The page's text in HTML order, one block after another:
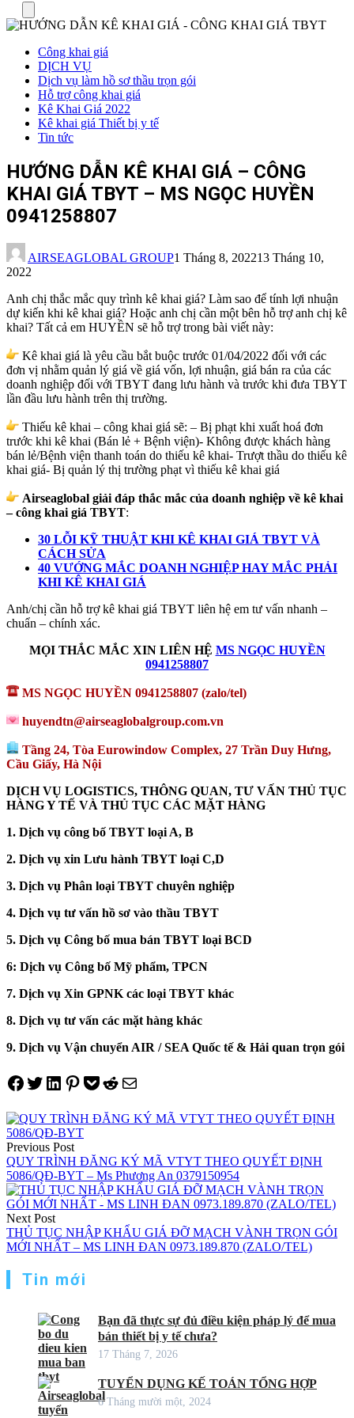
Công khai giá
DỊCH VỤ
Dịch vụ làm hồ sơ thầu trọn gói
Hỗ trợ công khai giá
Kê Khai Giá 2022
Kê khai giá Thiết bị y tế
Tin tức
HƯỚNG DẪN KÊ KHAI GIÁ – CÔNG
KHAI GIÁ TBYT – MS NGỌC HUYỀN
0941258807
AIRSEAGLOBAL GROUP1 Tháng 8, 202213 Tháng 10,
2022
Anh chị thắc mắc quy trình kê khai giá? Làm sao để tính lợi nhuận
dự kiến khi kê khai giá? Hoặc anh chị cần một bên hỗ trợ anh chị kê
khai? Tất cả em HUYỀN sẽ hỗ trợ trong bài viết này:
Kê khai giá là yêu cầu bắt buộc trước 01/04/2022 đối với các
đơn vị nhằm quản lý giá về giá vốn, lợi nhuận, giá bán ra của các
doanh nghiệp đối với TBYT đang lưu hành và trước khi đưa TBYT
lần đầu lưu hành trên thị trường.
Thiếu kê khai – công khai giá sẽ: – Bị phạt khi xuất hoá đơn
trước khi kê khai (Bán lẻ + Bệnh viện)- Không được khách hàng
bán lẻ/Bệnh viện thanh toán do thiếu kê khai- Trượt thầu do thiếu kê
khai giá- Bị quản lý thị trường phạt vì thiếu kê khai giá
Airseaglobal giải đáp thắc mắc của doanh nghiệp về kê khai
– công khai giá TBYT:
30 LỖI KỸ THUẬT KHI KÊ KHAI GIÁ TBYT VÀ
CÁCH SỬA
40 VƯỚNG MẮC DOANH NGHIỆP HAY MẮC PHẢI
KHI KÊ KHAI GIÁ
Anh/chị cần hỗ trợ kê khai giá TBYT liên hệ em tư vấn nhanh –
chuẩn – chính xác.
MỌI THẮC MẮC XIN LIÊN HỆ MS NGỌC HUYỀN
0941258807
MS NGỌC HUYỀN 0941258807 (zalo/tel)
huyendtn@airseaglobalgroup.com.vn
Tầng 24, Tòa Eurowindow Complex, 27 Trần Duy Hưng,
Cầu Giấy, Hà Nội
DỊCH VỤ LOGISTICS, THÔNG QUAN, TƯ VẤN THỦ TỤC
HÀNG Y TẾ VÀ THỦ TỤC CÁC MẶT HÀNG
1. Dịch vụ công bố TBYT loại A, B
2. Dịch vụ xin Lưu hành TBYT loại C,D
3. Dịch vụ Phân loại TBYT chuyên nghiệp
4. Dịch vụ tư vấn hồ sơ vào thầu TBYT
5. Dịch vụ Công bố mua bán TBYT loại BCD
6: Dịch vụ Công bố Mỹ phẩm, TPCN
7. Dịch vụ Xin GPNK các loại TBYT khác
8. Dịch vụ tư vấn các mặt hàng khác
9. Dịch vụ Vận chuyển AIR / SEA Quốc tế & Hải quan trọn gói
Share on Facebook
Tweet on Twitter
Share on LinkedIn
Pin on Pinterest
Save to pocket
Share on Reddit
Share via Email
Điều
hướng
bài
viết
Previous Post
QUY TRÌNH ĐĂNG KÝ MÃ VTYT THEO QUYẾT ĐỊNH
5086/QĐ-BYT – Ms Phương An 0379150954
Next Post
THỦ TỤC NHẬP KHẨU GIÁ ĐỠ MẠCH VÀNH TRỌN GÓI
MỚI NHẤT – MS LINH ĐAN 0973.189.870 (ZALO/TEL)
Tin mới
Bạn đã thực sự đủ điều kiện pháp lý để mua
bán thiết bị y tế chưa?
17 Tháng 7, 2026
TUYỂN DỤNG KẾ TOÁN TỔNG HỢP
6 Tháng mười một, 2024